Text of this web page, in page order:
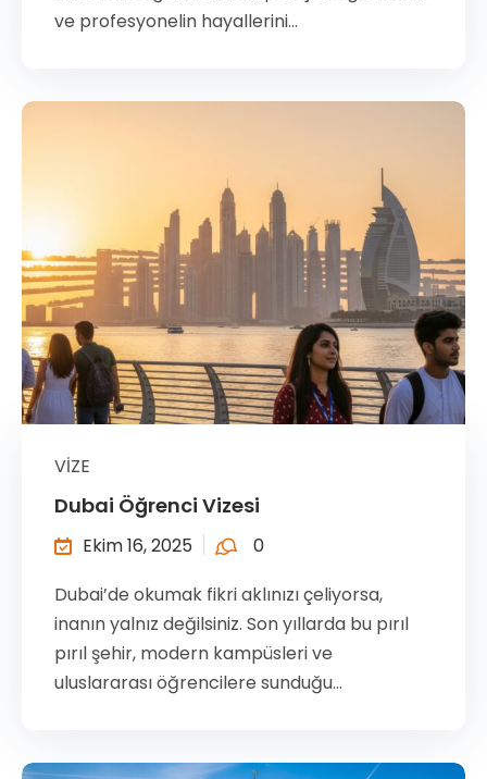
ve profesyonelin hayallerini...
VIZE
Dubai Öğrenci Vizesi
Ekim 16, 2025
0
Dubai’de okumak fikri aklınızı çeliyorsa,
inanın yalnız değilsiniz. Son yıllarda bu pırıl
pırıl şehir, modern kampüsleri ve
uluslararası öğrencilere sunduğu...